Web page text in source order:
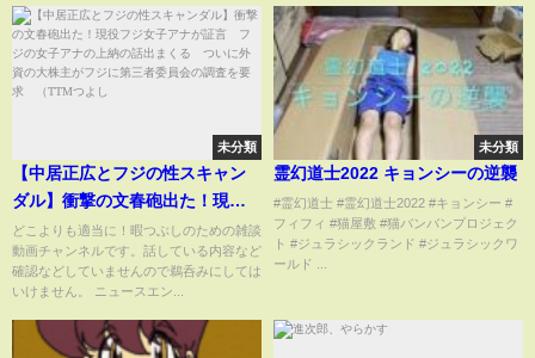
未分類
【中居正広とフジの性スキャン
ダル】衝撃の文春砲出た！現役
フジ女子アナが証言 フジの女
子アナの上納の話出まくる つ
いに外資の大株主がフジに第三
つよし
どこよりも適当に！暇つぶしのための雑談
動画チャンネルです。話している内容など
確認などしていませんので鵜呑みにしては
いけません。 ニュースエン...
未分類
霊幻道士2022 キョンシーの逆襲
#霊幻道士 #霊幻道士2022 #キョンシー #
フィフィ #猫屋敷 #猫バンバンプロジェク
ト #ジュラシックランド #ジュラシックワ
ールド ...